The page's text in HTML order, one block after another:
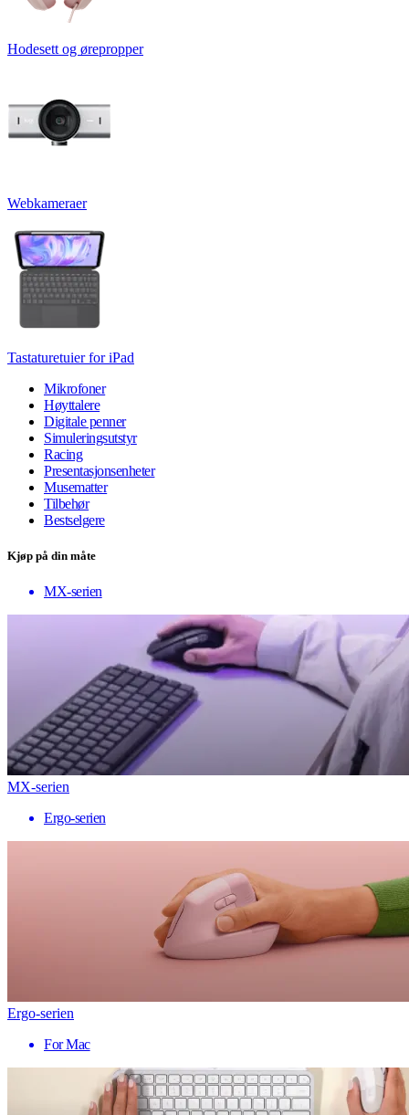
Hodesett og ørepropper
Webkameraer
Tastaturetuier for iPad
Mikrofoner
Høyttalere
Digitale penner
Simuleringsutstyr
Racing
Presentasjonsenheter
Musematter
Tilbehør
Bestselgere
Kjøp på din måte
MX-serien
MX-serien
Ergo-serien
Ergo-serien
For Mac